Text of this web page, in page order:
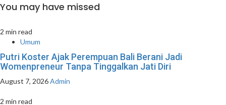
You may have missed
2 min read
Umum
Putri Koster Ajak Perempuan Bali Berani Jadi
Womenpreneur Tanpa Tinggalkan Jati Diri
August 7, 2026Admin
2 min read